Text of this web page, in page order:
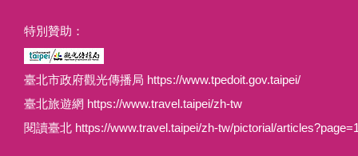
特別贊助：
臺北市政府觀光傳播局 https://www.tpedoit.gov.taipei/
臺北旅遊網 https://www.travel.taipei/zh-tw
閱讀臺北 https://www.travel.taipei/zh-tw/pictorial/